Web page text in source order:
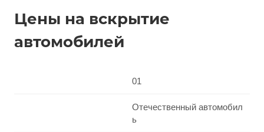
Цены на вскрытие
автомобилей
01
Отечественный автомобил
ь